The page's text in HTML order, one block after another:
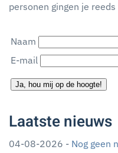
personen gingen je reeds
Naam
E-mail
Ja, hou mij op de hoogte!
Laatste nieuws
04-08-2026 - Nog geen